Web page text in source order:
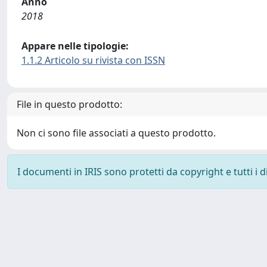
2018
Appare nelle tipologie:
1.1.2 Articolo su rivista con ISSN
File in questo prodotto:
Non ci sono file associati a questo prodotto.
I documenti in IRIS sono protetti da copyright e tutti i